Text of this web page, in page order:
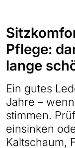
Pflege:
lange
Ein gutes
Jahre –
stimmen.
einsinken
Kaltschaum,